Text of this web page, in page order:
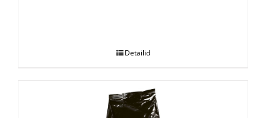
Detailid